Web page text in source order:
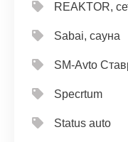
REAKTOR,
Sabai, сауна
SM-Avto
Specrtum
Status auto